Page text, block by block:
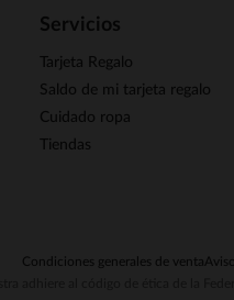
Servicios
Tarjeta Regalo
Saldo de mi tarjeta regalo
Cuidado ropa
Tiendas
Condiciones generales de venta